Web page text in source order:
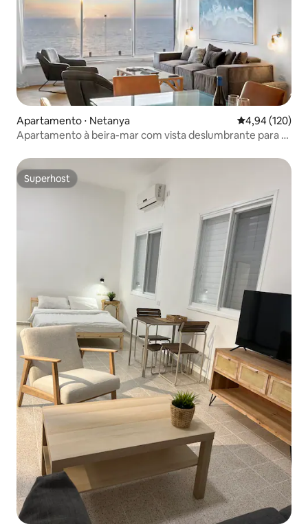
Apartamento ⋅ Netanya 4,94 de uma
4,94 (120)
Apartamento à beira-mar com vista deslumbrante para o
Superhost
Superhost